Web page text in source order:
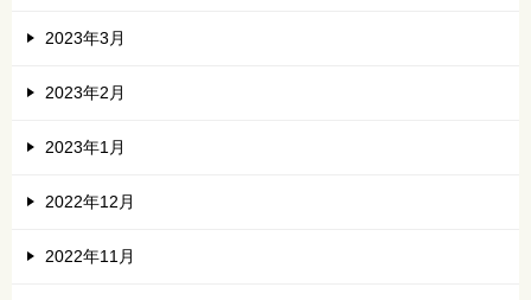
2023年3月
2023年2月
2023年1月
2022年12月
2022年11月